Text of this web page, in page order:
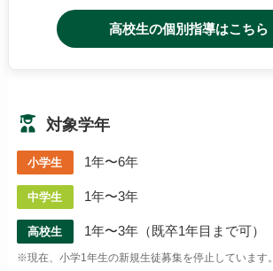
高校生の個別指導はこちら
対象学年
小学生 1年〜6年
中学生 1年〜3年
高校生 1年〜3年（既卒1年目まで可）
※現在、小学1年生の新規生徒募集を停止しています。